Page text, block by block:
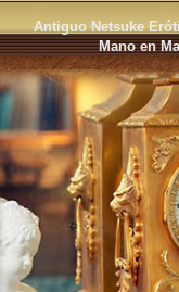
Antiguo Netsuke
Mano en